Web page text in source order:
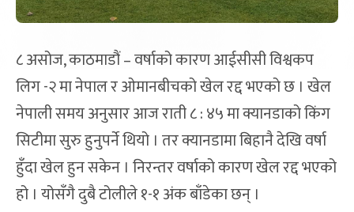
८ असोज, काठमाडौं – वर्षाको कारण आईसीसी विश्वकप
लिग -२ मा नेपाल र ओमानबीचको खेल रद्द भएको छ । खेल
नेपाली समय अनुसार आज राती ८ : ४५ मा क्यानडाको किंग
सिटीमा सुरु हुनुपर्ने थियो । तर क्यानडामा बिहानै देखि वर्षा
हुँदा खेल हुन सकेन । निरन्तर वर्षाको कारण खेल रद्द भएको
हो । योसँगै दुबै टोलीले १-१ अंक बाँडेका छन् ।